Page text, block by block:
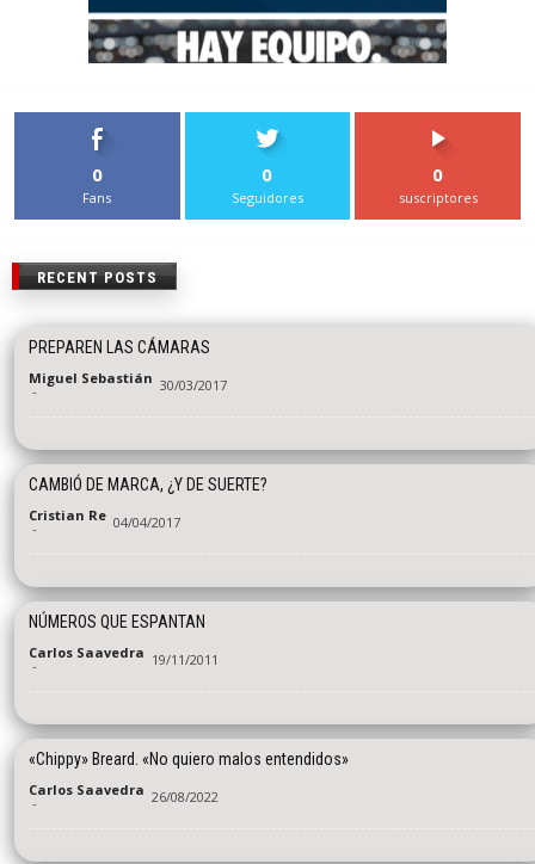
0
Fans
0
Seguidores
0
suscriptores
RECENT POSTS
PREPAREN LAS CÁMARAS
Miguel Sebastián
- 30/03/2017
CAMBIÓ DE MARCA, ¿Y DE SUERTE?
Cristian Re
- 04/04/2017
NÚMEROS QUE ESPANTAN
Carlos Saavedra
- 19/11/2011
«Chippy» Breard. «No quiero malos entendidos»
Carlos Saavedra
- 26/08/2022